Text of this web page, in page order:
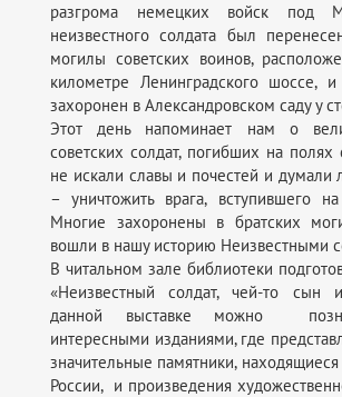
разгрома немецких войск под
неизвестного солдата был
могилы советских воинов,
километре Ленинградского шоссе, и
захоронен в Александровском саду у
Этот день напоминает нам о
советских солдат, погибших на
не искали славы и почестей и
– уничтожить врага, вступившего
Многие захоронены в братских
вошли в нашу историю Неизвестными
В читальном зале библиотеки
«Неизвестный солдат, чей-то сын
данной выставке можно
интересными изданиями, где
значительные памятники,
России, и произведения